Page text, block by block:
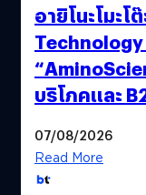
อายิโนะโมะโ
Technology
บริโภคและ
07/08/2026
Read More